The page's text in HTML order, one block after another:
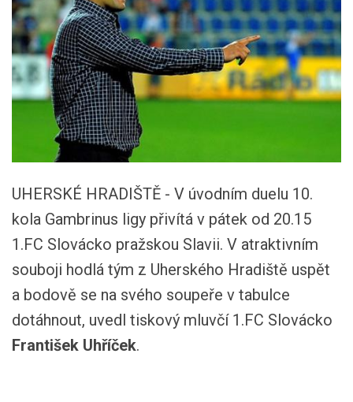
UHERSKÉ HRADIŠTĚ - V úvodním duelu 10.
kola Gambrinus ligy přivítá v pátek od 20.15
1.FC Slovácko pražskou Slavii. V atraktivním
souboji hodlá tým z Uherského Hradiště uspět
a bodově se na svého soupeře v tabulce
dotáhnout, uvedl tiskový mluvčí 1.FC Slovácko
František Uhříček.